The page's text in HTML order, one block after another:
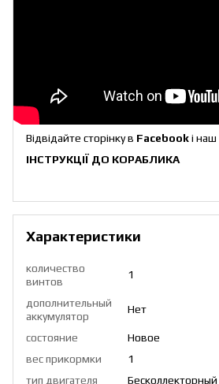
Відвідайте сторінку в Facebookі наш
ІНСТРУКЦІЇ ДО КОРАБЛИКА
Характеристики
количество
винтов
1
дополнительный
аккумулятор
Нет
состояние
Новое
вес прикормки
1
тип двигателя
Бесколлекторный